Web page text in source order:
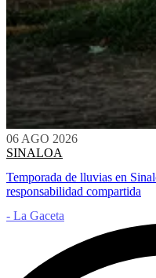
06 AGO 2026
SINALOA
Temporada de lluvias en
responsabilidad compartida
- La Gaceta